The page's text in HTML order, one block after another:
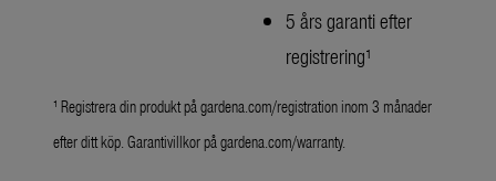
5 års garanti efter
registrering¹
¹ Registrera din produkt på gardena.com/registration inom 3 månader
efter ditt köp. Garantivillkor på gardena.com/warranty.